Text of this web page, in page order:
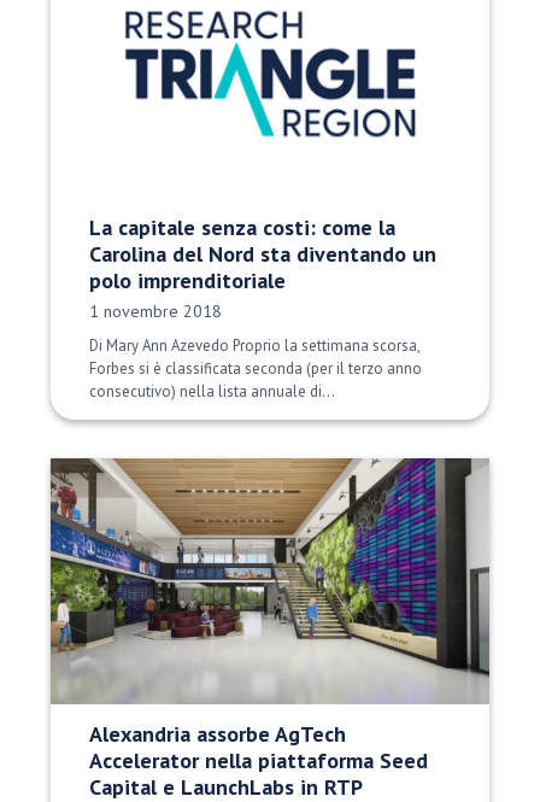
La capitale senza costi: come la
Carolina del Nord sta diventando un
polo imprenditoriale
Data di pubblicazione:
1 novembre 2018
Di Mary Ann Azevedo Proprio la settimana scorsa,
Forbes si è classificata seconda (per il terzo anno
consecutivo) nella lista annuale di...
Alexandria assorbe AgTech
Accelerator nella piattaforma Seed
Capital e LaunchLabs in RTP